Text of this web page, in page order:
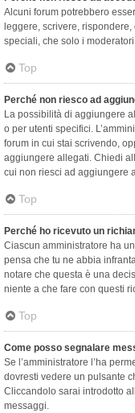
Alcuni forum potrebbero
leggere, scrivere,
speciali, che solo i
Top
Perché non riesco ad
La possibilità di aggiungere
o per utenti specifici.
forum in cui stai scrivendo,
aggiungere allegati. Chiedi
cui non riesci ad aggiungere
Top
Perché ho ricevuto un
Ciascun amministratore ha
pensa che tu ne abbia
notare che questa è una
niente a che fare con questi
Top
Come posso segnalare
Se l’amministratore l’ha
dovresti vedere un pulsante
Cliccandolo sarai introdotto
messaggi.